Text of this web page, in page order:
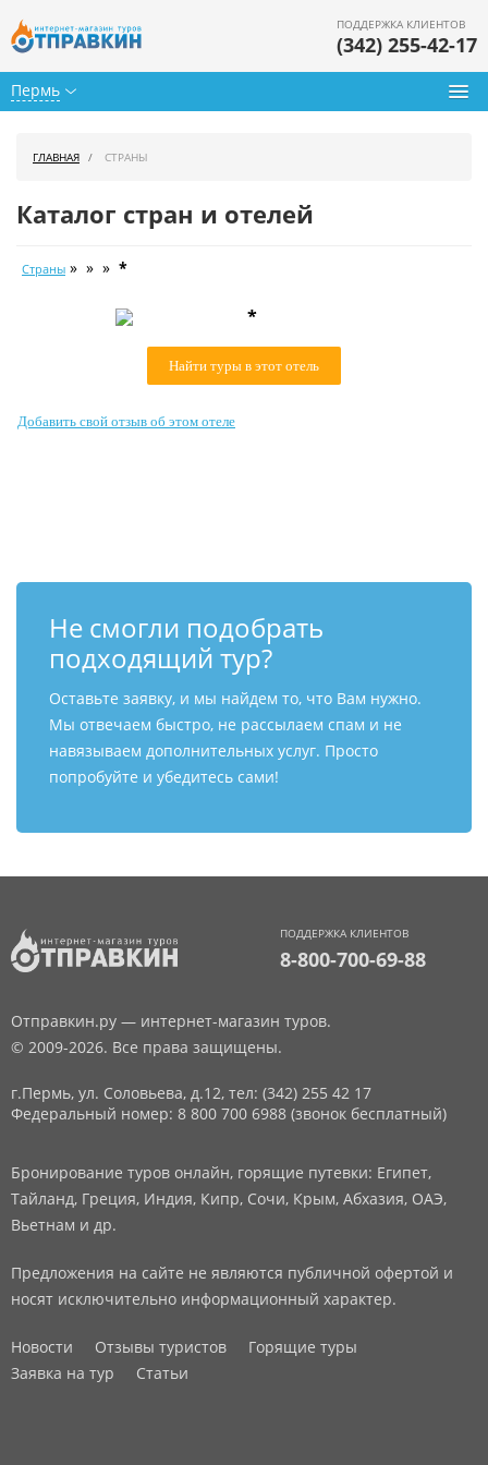
Пермь
ПОДДЕРЖКА КЛИЕНТОВ
(342) 255-42-17
Календарь туров
Как купить
ГЛАВНАЯ СТРАНЫ
Каталог стран и отелей
Страны » » » *
*
Найти туры в этот отель
Добавить свой отзыв об этом отеле
Не смогли подобрать
подходящий тур?
Оставьте заявку, и мы найдем то, что Вам нужно.
Мы отвечаем быстро, не рассылаем спам и не
навязываем дополнительных услуг. Просто
попробуйте и убедитесь сами!
ПОДДЕРЖКА КЛИЕНТОВ
8-800-700-69-88
Отправкин.ру — интернет-магазин туров.
© 2009-2026. Все права защищены.
г.Пермь, ул. Соловьева, д.12, тел: (342) 255 42 17
Федеральный номер: 8 800 700 6988 (звонок бесплатный)
Бронирование туров онлайн, горящие путевки: Египет,
Тайланд, Греция, Индия, Кипр, Сочи, Крым, Абхазия, ОАЭ,
Вьетнам и др.
Предложения на сайте не являются публичной офертой и
носят исключительно информационный характер.
Новости Отзывы туристов
Горящие туры
Заявка на тур
Статьи